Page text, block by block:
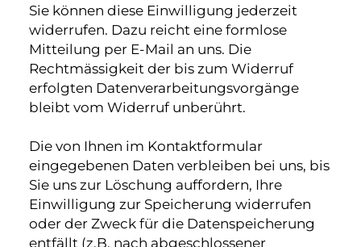
Sie können diese Einwilligung jederzeit
widerrufen. Dazu reicht eine formlose
Mitteilung per E-Mail an uns. Die
Rechtmässigkeit der bis zum Widerruf
erfolgten Datenverarbeitungsvorgänge
bleibt vom Widerruf unberührt.
Die von Ihnen im Kontaktformular
eingegebenen Daten verbleiben bei uns, bis
Sie uns zur Löschung auffordern, Ihre
Einwilligung zur Speicherung widerrufen
oder der Zweck für die Datenspeicherung
entfällt (z.B. nach abgeschlossener